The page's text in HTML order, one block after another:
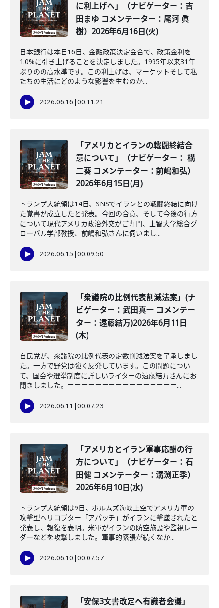
に利上げへ」（ナビゲーター：吉
田まゆ コメンテーター：尾河 眞
樹）2026年6月16日(火)
日本銀行は本日16日、金融政策決定会合で、政策金利を
1.0%に引き上げることを決定しました。1995年以来31年
ぶりのの高水準です。この利上げは、マーケットそして私
たちの生活にどのような影響を生むのか...
2026.06.16 |00:11:21
「アメリカとイランの戦闘終結合
意について」（ナビゲーター： 構
二葵 コメンテーター：前嶋和弘）
2026年6月15日(月)
トランプ大統領は14日、SNSでイランとの戦闘終結に向け
た覚書が成立したと発表。今回の合意、そして今後の行方
について現代アメリカ政治外交がご専門、上智大学総合グ
ローバル学部教授、前嶋和弘さんに伺いまし...
2026.06.15 |00:09:50
「衆議院の比例代表削減法案」(ナ
ビゲーター：武田真一 コメンテー
ター：遠藤結万)2026年6月11日
(木)
自民党が、衆議院の比例代表の定数削減法案を了承しまし
た。一方で野党は強く反発しています。この問題につい
て、国会や選挙制度に詳しいライターの遠藤結万さんにお
聞きしました。＝＝＝＝＝＝＝＝＝＝＝＝＝＝＝＝...
2026.06.11 |00:07:23
「アメリカとイラン軍事応酬の行
方について」（ナビゲーター：石
田健 コメンテーター：溝渕正季）
2026年6月10日(水)
トランプ大統領は9日、ホルムズ海峡上空でアメリカ軍の
攻撃型ヘリコプター「アパッチ」がイランに撃墜されたと
発表し、報復を表明。米軍がイランの防空施設や監視レー
ダーなどを攻撃しました。軍事的緊張が続くなか...
2026.06.10 |00:07:57
「安保3文書改定へ有識者会議」